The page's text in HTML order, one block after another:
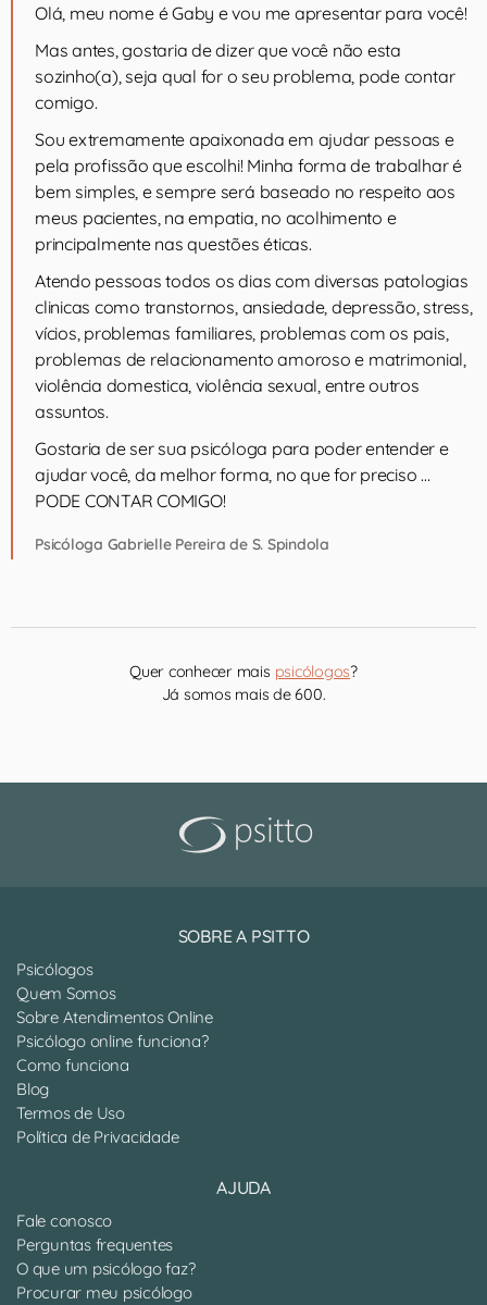
Olá, meu nome é Gaby e vou me apresentar para você!
Mas antes, gostaria de dizer que você não esta
sozinho(a), seja qual for o seu problema, pode contar
comigo.
Sou extremamente apaixonada em ajudar pessoas e
pela profissão que escolhi! Minha forma de trabalhar é
bem simples, e sempre será baseado no respeito aos
meus pacientes, na empatia, no acolhimento e
principalmente nas questões éticas.
Atendo pessoas todos os dias com diversas patologias
clinicas como transtornos, ansiedade, depressão, stress,
vícios, problemas familiares, problemas com os pais,
problemas de relacionamento amoroso e matrimonial,
violência domestica, violência sexual, entre outros
assuntos.
Gostaria de ser sua psicóloga para poder entender e
ajudar você, da melhor forma, no que for preciso …
PODE CONTAR COMIGO!
Psicóloga Gabrielle Pereira de S. Spindola
Quer conhecer mais psicólogos?
Já somos mais de 600.
SOBRE A PSITTO
Psicólogos
Quem Somos
Sobre Atendimentos Online
Psicólogo online funciona?
Como funciona
Blog
Termos de Uso
Política de Privacidade
AJUDA
Fale conosco
Perguntas frequentes
O que um psicólogo faz?
Procurar meu psicólogo